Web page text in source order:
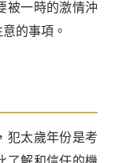
被一時的激情沖
的事項。
犯太歲年份是考